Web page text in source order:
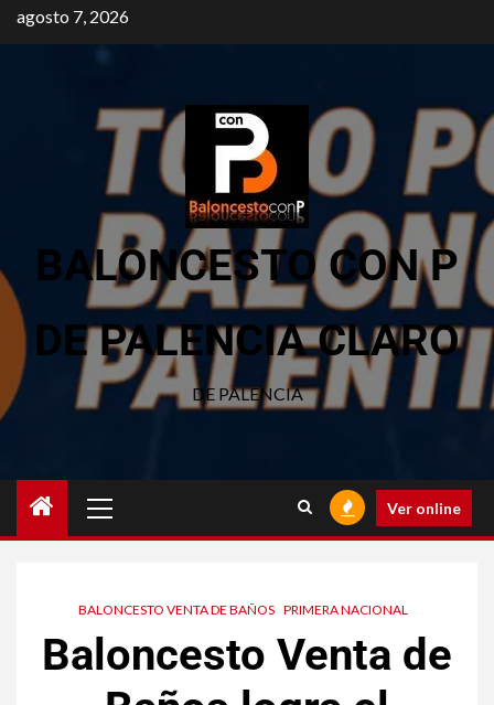
agosto 7, 2026
BALONCESTO CON P
DE PALENCIA CLARO
DE PALENCIA
Ver online
BALONCESTO VENTA DE BAÑOS PRIMERA NACIONAL
Baloncesto Venta de